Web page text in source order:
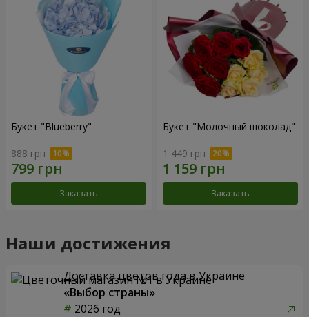
Букет "Blueberry"
888 грн
Заказать
Букет "Молочный шоколад"
1 449 грн
Заказать
Наши достижения
Доставка цветов года в Украине
«Выбор страны»
2026 год